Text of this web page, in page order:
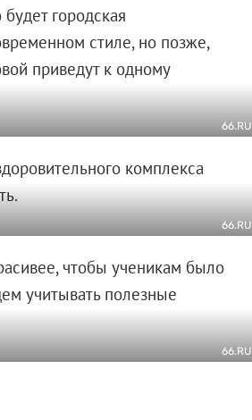
городская
стиле, но позже,
приведут к одному
66.RU
комплекса
66.RU
чтобы ученикам было
учитывать полезные
66.RU